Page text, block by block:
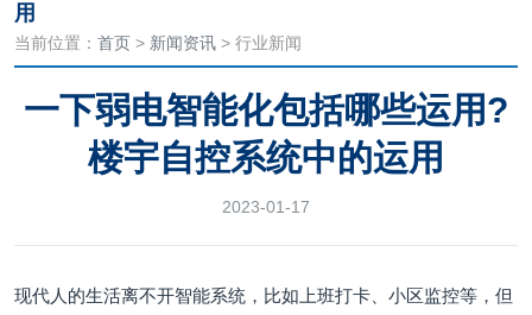
用
当前位置： 首页 > 新闻资讯 > 行业新闻
一下弱电智能化包括哪些运用?
楼宇自控系统中的运用
2023-01-17
现代人的生活离不开智能系统，比如上班打卡、小区监控等，但